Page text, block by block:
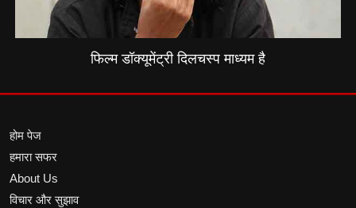
फिल्म डॉक्यूमेंट्री दिलचस्प माध्यम है
होम पेज
हमारा सफर
About Us
विचार और सुझाव